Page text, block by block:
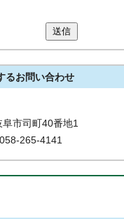
送信
るお問い合わせ
市司町40番地1
265-4141